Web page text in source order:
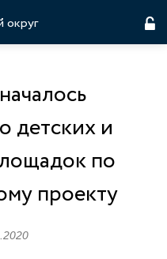
округ
детских и
по
проекту